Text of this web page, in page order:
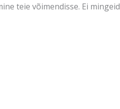
teie võimendisse. Ei mingeid